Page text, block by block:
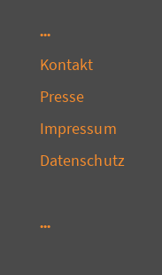
Kontakt
Presse
Impressum
Datenschutz